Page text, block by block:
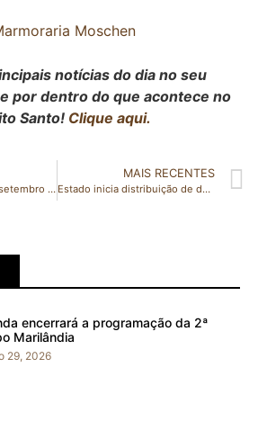
notícias do dia no seu
por dentro do que acontece no
Santo! Clique aqui.
Espírito Santo fecha setembro com segundo menor número de homicídios dos últimos 25 anos
MAIS RECENTES
Estado inicia distribuição de doses de reforço para trabalhadores da saúde
encerrará a programação da 2ª
Marilândia
29, 2026